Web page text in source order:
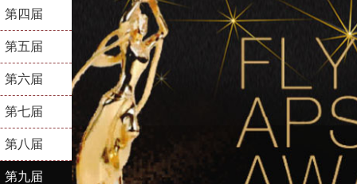
第四届
第五届
第六届
第七届
第八届
第九届